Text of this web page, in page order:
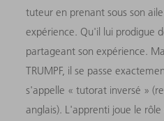
tuteur en prenant sous son
expérience. Qu'il lui prodigue
partageant son expérience.
TRUMPF, il se passe
s'appelle « tutorat inversé »
anglais). L'apprenti joue le